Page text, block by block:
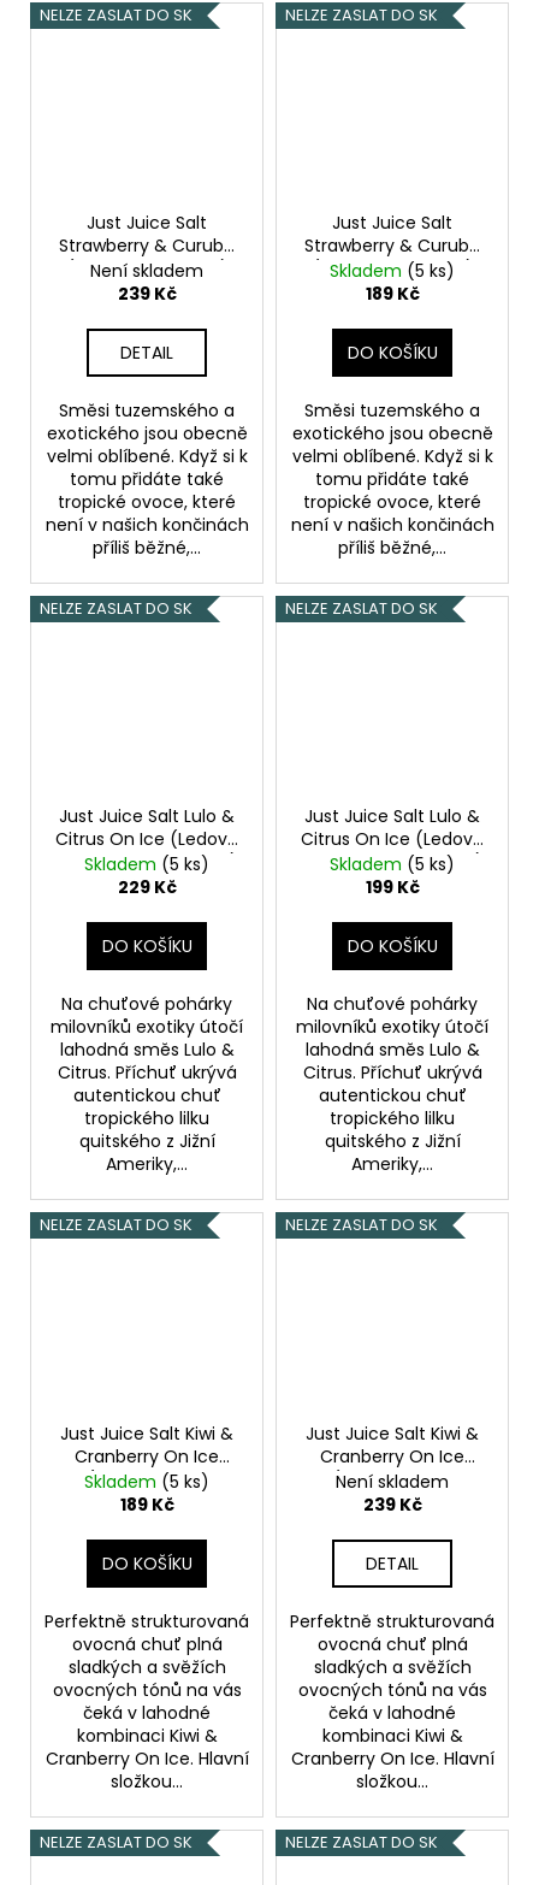
NELZE ZASLAT DO SK
Just Juice Salt
Strawberry & Curuba
(Jahoda & curuba)
10ml 20mg
Není skladem
239 Kč
DETAIL
Směsi tuzemského a
exotického jsou obecně
velmi oblíbené. Když si k
tomu přidáte také
tropické ovoce, které
není v našich končinách
příliš běžné,...
NELZE ZASLAT DO SK
Just Juice Salt
Strawberry & Curuba
(Jahoda & curuba)
10ml 11mg
Skladem (5 ks)
189 Kč
DO KOŠÍKU
Směsi tuzemského a
exotického jsou obecně
velmi oblíbené. Když si k
tomu přidáte také
tropické ovoce, které
není v našich končinách
příliš běžné,...
NELZE ZASLAT DO SK
Just Juice Salt Lulo &
Citrus On Ice (Ledové
tropické lulo & citron)
10ml 20mg
Skladem (5 ks)
229 Kč
DO KOŠÍKU
Na chuťové pohárky
milovníků exotiky útočí
lahodná směs Lulo &
Citrus. Příchuť ukrývá
autentickou chuť
tropického lilku
quitského z Jižní
Ameriky,...
NELZE ZASLAT DO SK
Just Juice Salt Lulo &
Citrus On Ice (Ledové
tropické lulo & citron)
10ml 11mg
Skladem (5 ks)
199 Kč
DO KOŠÍKU
Na chuťové pohárky
milovníků exotiky útočí
lahodná směs Lulo &
Citrus. Příchuť ukrývá
autentickou chuť
tropického lilku
quitského z Jižní
Ameriky,...
NELZE ZASLAT DO SK
Just Juice Salt Kiwi &
Cranberry On Ice
(Ledové kiwi &
brusinka) 10ml 20mg
Skladem (5 ks)
189 Kč
DO KOŠÍKU
Perfektně strukturovaná
ovocná chuť plná
sladkých a svěžích
ovocných tónů na vás
čeká v lahodné
kombinaci Kiwi &
Cranberry On Ice. Hlavní
složkou...
NELZE ZASLAT DO SK
Just Juice Salt Kiwi &
Cranberry On Ice
(Ledové kiwi &
brusinka) 10ml 11mg
Není skladem
239 Kč
DETAIL
Perfektně strukturovaná
ovocná chuť plná
sladkých a svěžích
ovocných tónů na vás
čeká v lahodné
kombinaci Kiwi &
Cranberry On Ice. Hlavní
složkou...
NELZE ZASLAT DO SK NELZE ZASLAT DO SK